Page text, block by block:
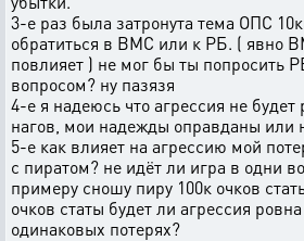
3-е раз была затронута тема ОПС
обратиться в ВМС или к РБ. ( явно
повлияет ) не мог бы ты попросить
вопросом? ну пазязя
4-е я надеюсь что агрессия не будет
нагов, мои надежды оправданы или
5-е как влияет на агрессию мой
с пиратом? не идёт ли игра в одни
примеру сношу пиру 100к очков
очков статы будет ли агрессия
одинаковых потерях?